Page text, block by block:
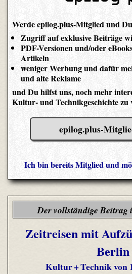
Werde epilog.plus-Mitglied und
Zugriff auf exklusive Beiträge
PDF-Versionen und/oder
Artikeln
weniger Werbung und dafür
und alte Reklame
und Du hilfst uns, noch mehr
Kultur- und Technikgeschichte zu
epilog.plus-
Ich bin bereits Mitglied und
Der vollständige Beitrag
Zeitreisen mit
Berlin
Kultur + Technik von